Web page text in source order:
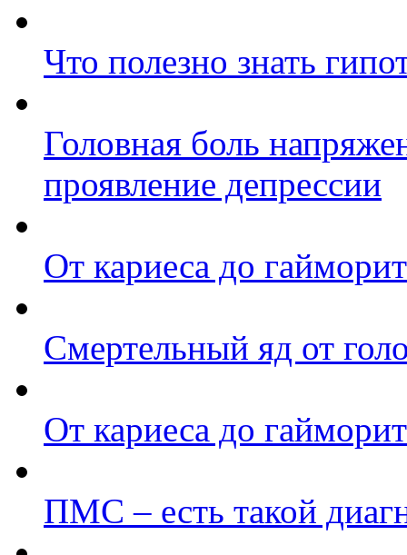
Что полезно знать
Головная боль
проявление депрессии
От кариеса до
Смертельный яд от
От кариеса до
ПМС – есть такой